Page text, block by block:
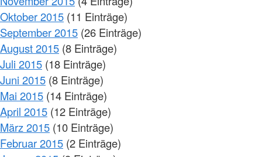
Oktober 2015 (11 Einträge)
September 2015 (26 Einträge)
August 2015 (8 Einträge)
Juli 2015 (18 Einträge)
Juni 2015 (8 Einträge)
Mai 2015 (14 Einträge)
April 2015 (12 Einträge)
März 2015 (10 Einträge)
Februar 2015 (2 Einträge)